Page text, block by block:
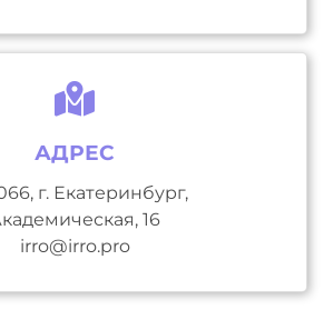
АДРЕС
г. Екатеринбург,
16
irro@irro.pro